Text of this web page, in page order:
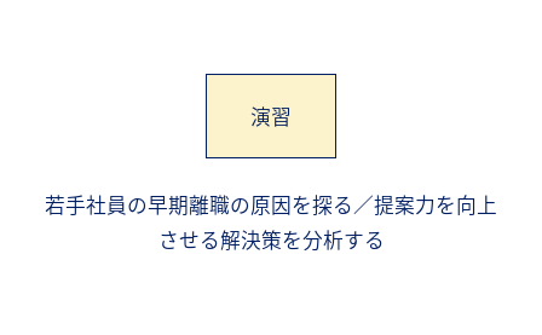
演習
若手社員の早期離職の原因を探る／提案力を向上
させる解決策を分析する